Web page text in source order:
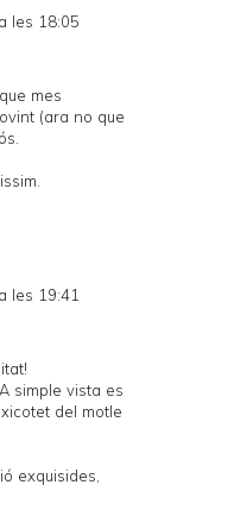
les 18:05
mes
(ara no que
les 19:41
simple vista es
del motle
exquisides,